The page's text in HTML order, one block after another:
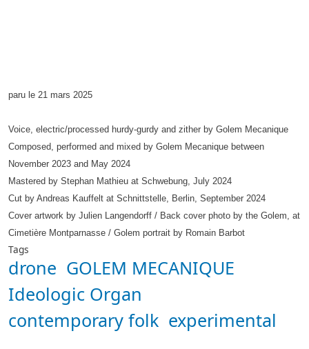
paru le 21 mars 2025
Voice, electric/processed hurdy-gurdy and zither by Golem Mecanique
Composed, performed and mixed by Golem Mecanique between
November 2023 and May 2024
Mastered by Stephan Mathieu at Schwebung, July 2024
Cut by Andreas Kauffelt at Schnittstelle, Berlin, September 2024
Cover artwork by Julien Langendorff / Back cover photo by the Golem, at
Cimetière Montparnasse / Golem portrait by Romain Barbot
Tags
drone GOLEM MECANIQUE
Ideologic Organ
contemporary folk experimental